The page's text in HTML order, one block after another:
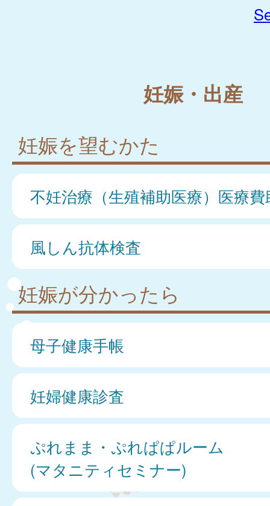
妊娠・出産
妊娠を望むかた
不妊治療（生殖補助医療）医療費
風しん抗体検査
妊娠が分かったら
母子健康手帳
妊婦健康診査
ぷれまま・ぷれぱぱルーム
(マタニティセミナー)